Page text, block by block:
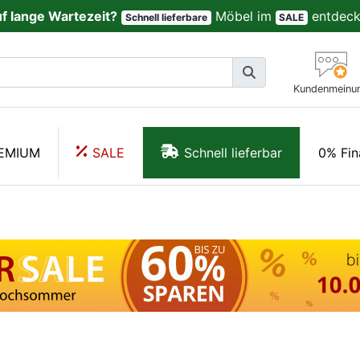
lange Wartezeit? Schnell lieferbare Möbel im SALE
SALE Schnell lieferbar 0%